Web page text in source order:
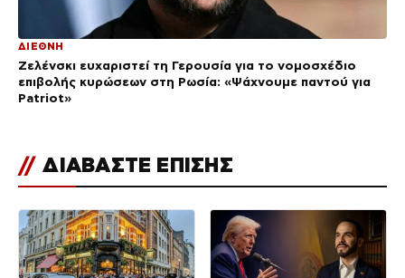
ΔΙΕΘΝΗ
Ζελένσκι ευχαριστεί τη Γερουσία για το νομοσχέδιο
επιβολής κυρώσεων στη Ρωσία: «Ψάχνουμε παντού για
Patriot»
// ΔΙΑΒΑΣΤΕ ΕΠΙΣΗΣ